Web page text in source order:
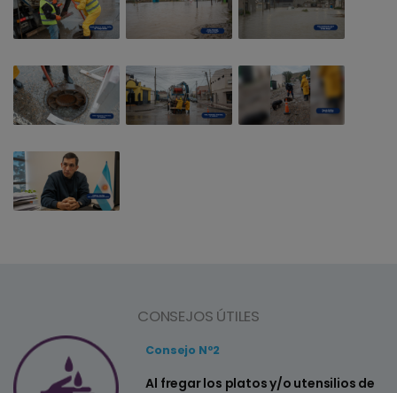
CONSEJOS ÚTILES
Consejo Nº2
Al fregar los platos y/o utensilios de